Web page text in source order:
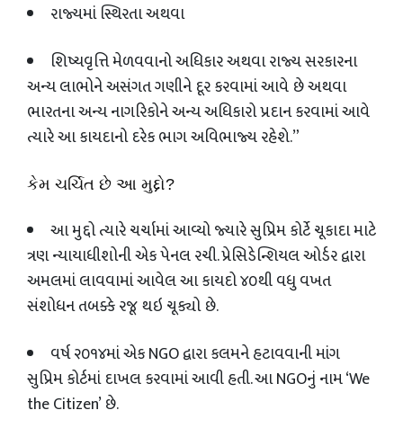
રાજ્યમાં સ્થિરતા અથવા
શિષ્યવૃત્તિ મેળવવાનો અધિકાર અથવા રાજ્ય સરકારના
અન્ય લાભોને અસંગત ગણીને દૂર કરવામાં આવે છે અથવા
ભારતના અન્ય નાગરિકોને અન્ય અધિકારો પ્રદાન કરવામાં આવે
ત્યારે આ કાયદાનો દરેક ભાગ અવિભાજ્ય રહેશે.”
કેમ ચર્ચિત છે આ મુદ્દો?
આ મુદ્દો ત્યારે ચર્ચામાં આવ્યો જ્યારે સુપ્રિમ કોર્ટે ચૂકાદા માટે
ત્રણ ન્યાયાધીશોની એક પેનલ રચી. પ્રેસિડેન્શિયલ ઓર્ડર દ્વારા
અમલમાં લાવવામાં આવેલ આ કાયદો ૪૦થી વધુ વખત
સંશોધન તબક્કે રજૂ થઇ ચૂક્યો છે.
વર્ષ ૨૦૧૪માં એકNGOદ્વારા કલમને હટાવવાની માંગ
સુપ્રિમ કોર્ટમાં દાખલ કરવામાં આવી હતી. આNGOનું નામ ‘We
the Citizen’છે.